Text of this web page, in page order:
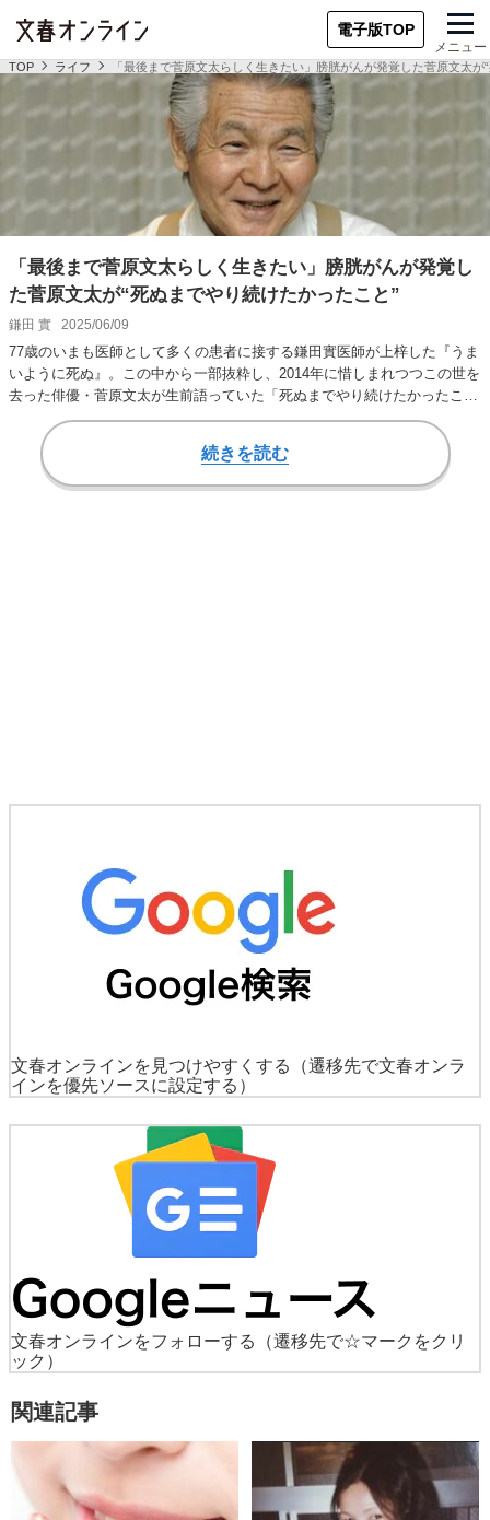
電子版TOP
メニュー
TOP ライフ 「最後まで菅原文太らしく生きたい」膀胱がんが発覚した菅原文太が
「最後まで菅原文太らしく生きたい」膀胱がんが発覚し
た菅原文太が“死ぬまでやり続けたかったこと”
鎌田 實 2025/06/09
77歳のいまも医師として多くの患者に接する鎌田實医師が上梓した『うま
いように死ぬ』。この中から一部抜粋し、2014年に惜しまれつつこの世を
去った俳優・菅原文太が生前語っていた「死ぬまでやり続けたかったこ
と」を紹介す…
続きを読む
文春オンラインを見つけやすくする
（遷移先で文春オンラ
インを優先ソースに設定する）
文春オンラインをフォローする
（遷移先で☆マークをクリ
ック）
関連記事